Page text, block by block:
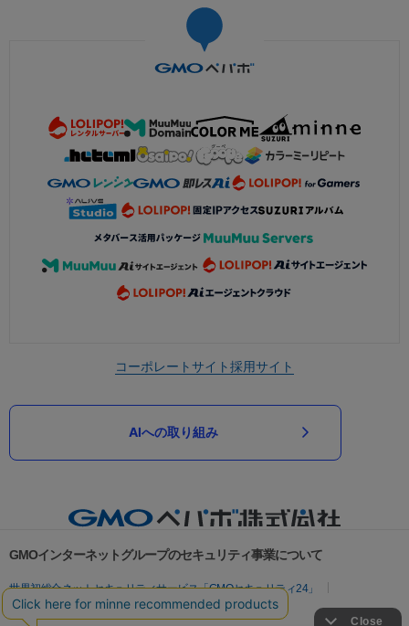
コーポレートサイト採用サイト
AIへの取り組み
GMOインターネットグループのセキュリティ事業について
世界初総合ネットセキュリティサービス「GMOセキュリティ24」
パスワード漏洩診断
Webサイトリスク診断